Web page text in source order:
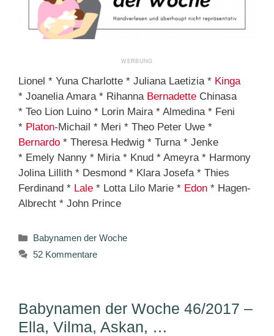
Lionel * Yuna Charlotte * Juliana Laetizia * Kinga
* Joanelia Amara * Rihanna Bernadette Chinasa
* Teo Lion Luino * Lorin Maira * Almedina * Feni
* Platon-Michail * Meri * Theo Peter Uwe *
Bernardo * Theresa Hedwig * Turna * Jenke
* Emely Nanny * Miria * Knud * Ameyra * Harmony
Jolina Lillith * Desmond * Klara Josefa * Thies
Ferdinand * Lale * Lotta Lilo Marie * Edon * Hagen-
Albrecht * John Prince
Kategorien
Babynamen der Woche
52 Kommentare
Babynamen der Woche 46/2017 –
Ella, Vilma, Askan, …